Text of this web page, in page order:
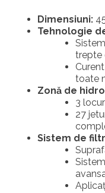
Dimensiuni:
Tehnologie
trepte
toate
Zonă de
3
27
Sistem de